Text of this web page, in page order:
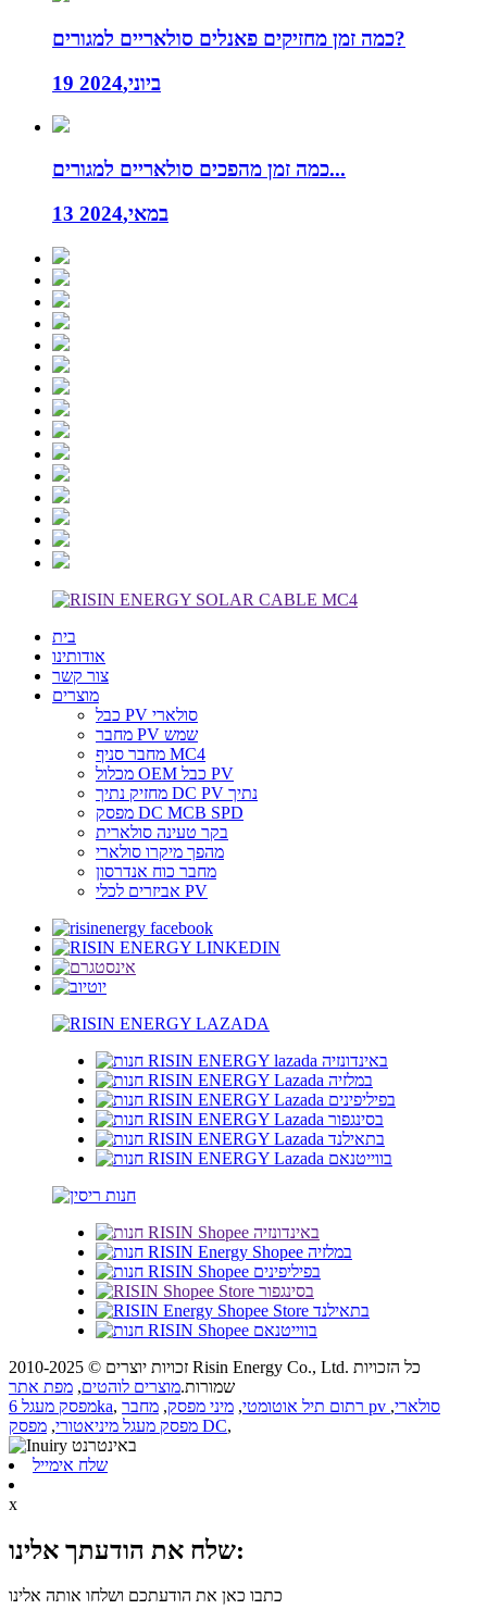
כמה זמן מחזיקים פאנלים סולאריים למגורים?
19 ביוני,2024
כמה זמן מהפכים סולאריים למגורים...
13 במאי,2024
בית
אודותינו
צור קשר
מוצרים
כבל PV סולארי
מחבר PV שמש
מחבר סניף MC4
מכלול OEM כבל PV
מחזיק נתיך DC PV נתיך
מפסק DC MCB SPD
בקר טעינה סולארית
מהפך מיקרו סולארי
מחבר כוח אנדרסון
אביזרים לכלי PV
זכויות יוצרים © 2010-2025 Risin Energy Co., Ltd. כל הזכויות
שמורות.מוצרים לוהטים, מפת אתר
מפסק מעגל 6ka, רתום תיל אוטומטי, מיני מפסק, מחבר pv סולארי,
מפסק מעגל מיניאטורי, מפסק DC,
שלח אימייל
x
שלח את הודעתך אלינו:
כתבו כאן את הודעתכם ושלחו אותה אלינו